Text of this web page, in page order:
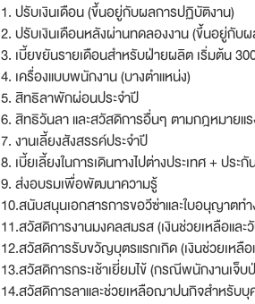
1. ปรับเงินเดือน (ขึ้นอยู่กับผลการปฏิบัติงาน)
2. ปรับเงินเดือนหลังผ่านทดลองงาน (ขึ้นอยู่กับ
3. เบี้ยขยันรายเดือนสำหรับฝ่ายผลิต เริ่มต้น
4. เครื่องแบบพนักงาน (บางตำแหน่ง)
5. สิทธิลาพักผ่อนประจำปี
6. สิทธิวันลา และสวัสดิการอื่นๆ ตามกฎหมายแ
7. งานเลี้ยงสังสรรค์ประจำปี
8. เบี้ยเลี้ยงในการเดินทางไปต่างประเทศ + ประ
9. ส่งอบรมเพื่อพัฒนาความรู้
10.สนับสนุนเอกสารการขอวีซ่าและใบอนุญาตท
11.สวัสดิการงานมงคลสมรส (เงินช่วยเหลือและ
12.สวัสดิการรับขวัญบุตรแรกเกิด (เงินช่วยเหลือ
13.สวัสดิการกระเช้าเยี่ยมไข้ (กรณีพนักงานเจ็
14.สวัสดิการลาและช่วยเหลือฌาปนกิจสำหรับบุ